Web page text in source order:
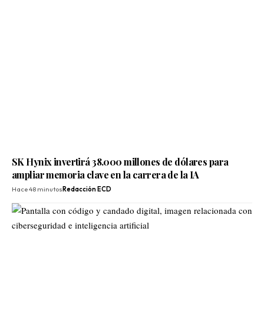
SK Hynix invertirá 38.000 millones de dólares para
ampliar memoria clave en la carrera de la IA
Hace 48 minutos Redacción ECD